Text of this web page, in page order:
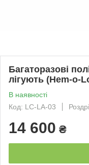
Багаторазові
лігують (Hem-o-
В наявності
Код: LC-LA-03
14 600 ₴